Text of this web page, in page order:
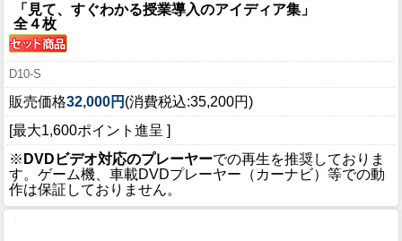
「見て、すぐわかる授業導入のアイディア集」
全４枚
D10-S
販売価格32,000円 (消費税込:35,200円)
[最大1,600ポイント進呈 ]
※ DVDビデオ対応のプレーヤーでの再生を推奨しておりま
す。ゲーム機、車載DVDプレーヤー（カーナビ）等での動
作は保証しておりません。